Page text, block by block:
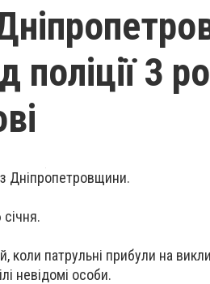
поліції 3
Дніпропетровщини.
коли патрульні прибули на
невідомі особи.